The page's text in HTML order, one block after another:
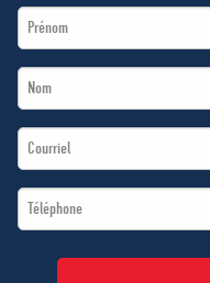
First
Name
Last
Name
Email
*
Téléphone
*